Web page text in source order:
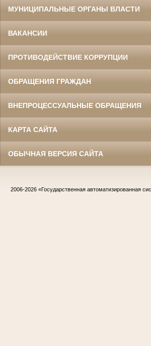
МУНИЦИПАЛЬНЫЕ ОРГАНЫ ВЛАСТИ
ВАКАНСИИ
ПРОТИВОДЕЙСТВИЕ КОРРУПЦИИ
ОБРАЩЕНИЯ ГРАЖДАН
ВНЕПРОЦЕССУАЛЬНЫЕ ОБРАЩЕНИЯ
КАРТА САЙТА
ОБЫЧНАЯ ВЕРСИЯ САЙТА
2006-2026 «Государственная автоматизированная